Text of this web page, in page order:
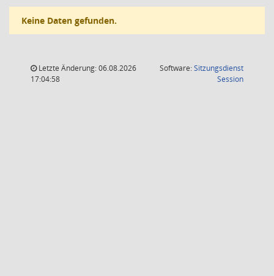
Keine Daten gefunden.
Letzte Änderung: 06.08.2026
17:04:58
Software:Sitzungsdienst
Session(Wird in